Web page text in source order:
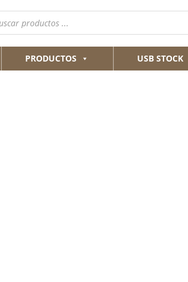
PRODUCTOS USB STOCK